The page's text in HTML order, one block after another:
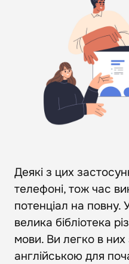
Деякі з цих
телефоні, тож час
потенціал на
велика бібліотека
мови. Ви легко в
англійською для